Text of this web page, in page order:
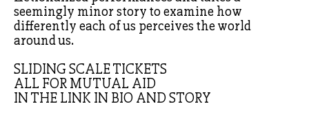
seemingly minor story to examine how
differently each of us perceives the world
around us.
SLIDING SCALE TICKETS
ALL FOR MUTUAL AID
IN THE LINK IN BIO AND STORY